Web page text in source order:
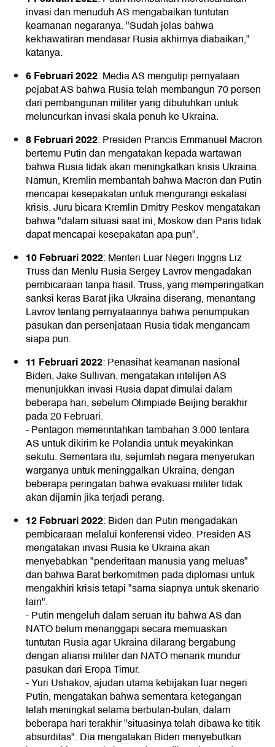
invasi dan menuduh AS mengabaikan tuntutan
keamanan negaranya. "Sudah jelas bahwa
kekhawatiran mendasar Rusia akhirnya diabaikan,"
katanya.
6 Februari 2022: Media AS mengutip pernyataan
pejabat AS bahwa Rusia telah membangun 70 persen
dari pembangunan militer yang dibutuhkan untuk
meluncurkan invasi skala penuh ke Ukraina.
8 Februari 2022: Presiden Prancis Emmanuel Macron
bertemu Putin dan mengatakan kepada wartawan
bahwa Rusia tidak akan meningkatkan krisis Ukraina.
Namun, Kremlin membantah bahwa Macron dan Putin
mencapai kesepakatan untuk mengurangi eskalasi
krisis. Juru bicara Kremlin Dmitry Peskov mengatakan
bahwa "dalam situasi saat ini, Moskow dan Paris tidak
dapat mencapai kesepakatan apa pun".
10 Februari 2022: Menteri Luar Negeri Inggris Liz
Truss dan Menlu Rusia Sergey Lavrov mengadakan
pembicaraan tanpa hasil. Truss, yang memperingatkan
sanksi keras Barat jika Ukraina diserang, menantang
Lavrov tentang pernyataannya bahwa penumpukan
pasukan dan persenjataan Rusia tidak mengancam
siapa pun.
11 Februari 2022: Penasihat keamanan nasional
Biden, Jake Sullivan, mengatakan intelijen AS
menunjukkan invasi Rusia dapat dimulai dalam
beberapa hari, sebelum Olimpiade Beijing berakhir
pada 20 Februari.
- Pentagon memerintahkan tambahan 3.000 tentara
AS untuk dikirim ke Polandia untuk meyakinkan
sekutu. Sementara itu, sejumlah negara menyerukan
warganya untuk meninggalkan Ukraina, dengan
beberapa peringatan bahwa evakuasi militer tidak
akan dijamin jika terjadi perang.
12 Februari 2022: Biden dan Putin mengadakan
pembicaraan melalui konferensi video. Presiden AS
mengatakan invasi Rusia ke Ukraina akan
menyebabkan "penderitaan manusia yang meluas"
dan bahwa Barat berkomitmen pada diplomasi untuk
mengakhiri krisis tetapi "sama siapnya untuk skenario
lain".
- Putin mengeluh dalam seruan itu bahwa AS dan
NATO belum menanggapi secara memuaskan
tuntutan Rusia agar Ukraina dilarang bergabung
dengan aliansi militer dan NATO menarik mundur
pasukan dari Eropa Timur.
- Yuri Ushakov, ajudan utama kebijakan luar negeri
Putin, mengatakan bahwa sementara ketegangan
telah meningkat selama berbulan-bulan, dalam
beberapa hari terakhir "situasinya telah dibawa ke titik
absurditas". Dia mengatakan Biden menyebutkan